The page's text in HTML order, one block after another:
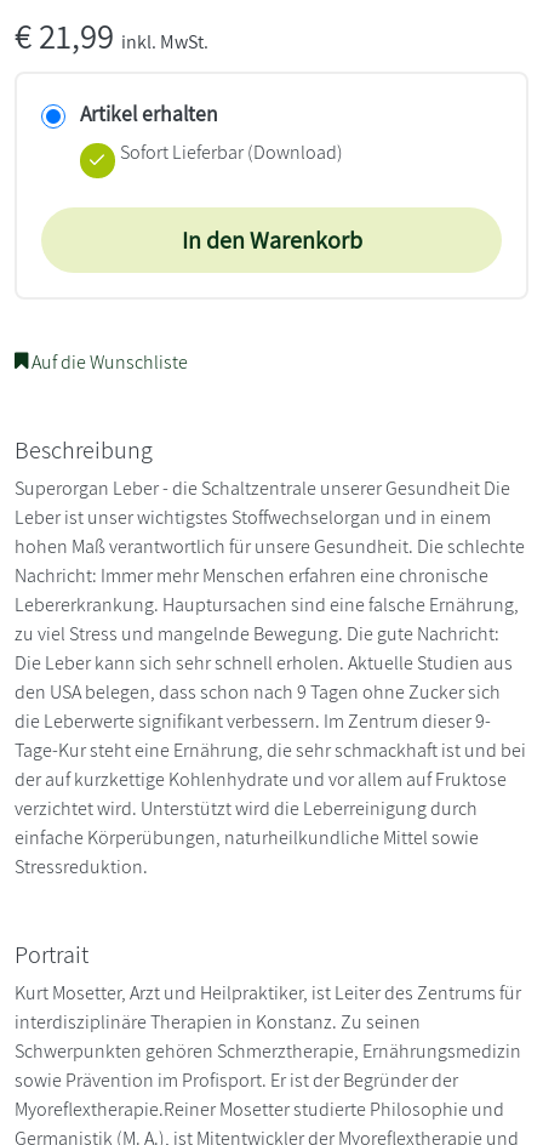
€21,99 inkl. MwSt.
Artikel erhalten
Sofort Lieferbar (Download)
In den Warenkorb
Auf die Wunschliste
Beschreibung
Superorgan Leber - die Schaltzentrale unserer Gesundheit Die
Leber ist unser wichtigstes Stoffwechselorgan und in einem
hohen Maß verantwortlich für unsere Gesundheit. Die schlechte
Nachricht: Immer mehr Menschen erfahren eine chronische
Lebererkrankung. Hauptursachen sind eine falsche Ernährung,
zu viel Stress und mangelnde Bewegung. Die gute Nachricht:
Die Leber kann sich sehr schnell erholen. Aktuelle Studien aus
den USA belegen, dass schon nach 9 Tagen ohne Zucker sich
die Leberwerte signifikant verbessern. Im Zentrum dieser 9-
Tage-Kur steht eine Ernährung, die sehr schmackhaft ist und bei
der auf kurzkettige Kohlenhydrate und vor allem auf Fruktose
verzichtet wird. Unterstützt wird die Leberreinigung durch
einfache Körperübungen, naturheilkundliche Mittel sowie
Stressreduktion.
Portrait
Kurt Mosetter, Arzt und Heilpraktiker, ist Leiter des Zentrums für
interdisziplinäre Therapien in Konstanz. Zu seinen
Schwerpunkten gehören Schmerztherapie, Ernährungsmedizin
sowie Prävention im Profisport. Er ist der Begründer der
Myoreflextherapie.Reiner Mosetter studierte Philosophie und
Germanistik (M. A.), ist Mitentwickler der Myoreflextherapie und